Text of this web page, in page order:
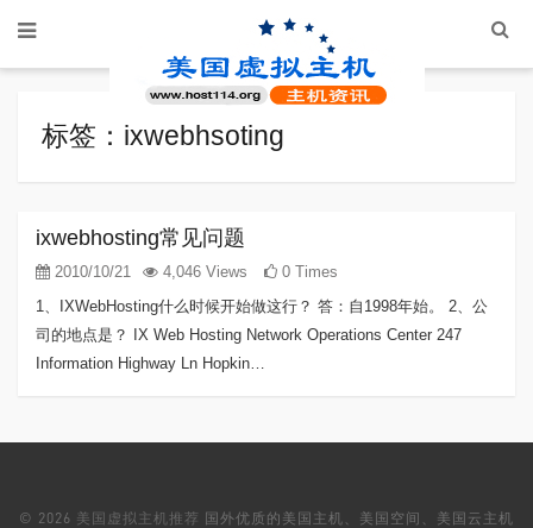
标签：ixwebhsoting
ixwebhosting常见问题
2010/10/21 4,046 Views
0 Times
1、IXWebHosting什么时候开始做这行？ 答：自1998年始。 2、公
司的地点是？ IX Web Hosting Network Operations Center 247
Information Highway Ln Hopkin…
© 2026 美国虚拟主机推荐 国外优质的美国主机、美国空间、美国云主机